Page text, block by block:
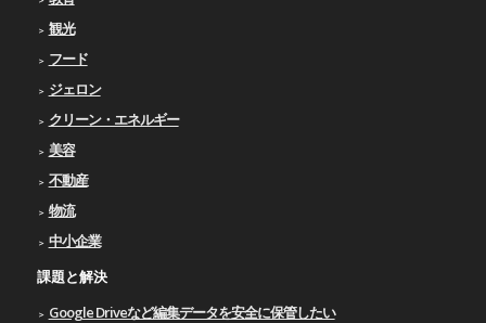
観光
フード
ジェロン
クリーン・エネルギー
美容
不動産
物流
中小企業
課題と解決
Google Driveなど編集データを安全に保管したい